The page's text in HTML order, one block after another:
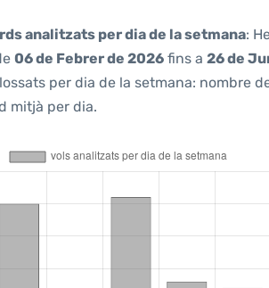
analitzats per dia de la setmana:
06 de Febrer de 2026 fins a 26 de
per dia de la setmana: nombre
mitjà per dia.